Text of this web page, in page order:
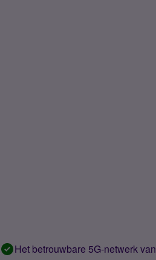
Het betrouwbare 5G-netwerk van